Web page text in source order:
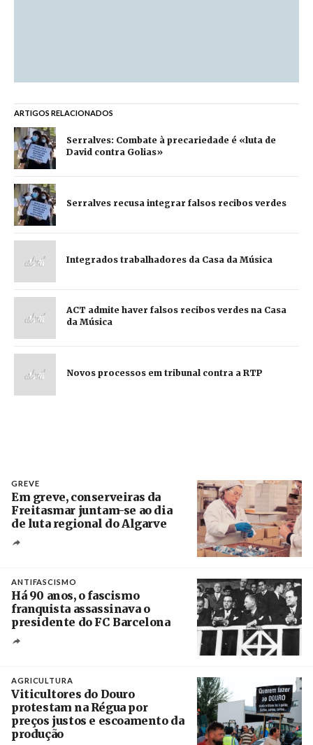
ARTIGOS RELACIONADOS
Serralves: Combate à precariedade é «luta de
David contra Golias»
Serralves recusa integrar falsos recibos verdes
Integrados trabalhadores da Casa da Música
ACT admite haver falsos recibos verdes na Casa
da Música
Novos processos em tribunal contra a RTP
GREVE
Em greve, conserveiras da
Freitasmar juntam-se ao dia
de luta regional do Algarve
ANTIFASCISMO
Há 90 anos, o fascismo
franquista assassinava o
presidente do FC Barcelona
AGRICULTURA
Viticultores do Douro
protestam na Régua por
preços justos e escoamento da
produção